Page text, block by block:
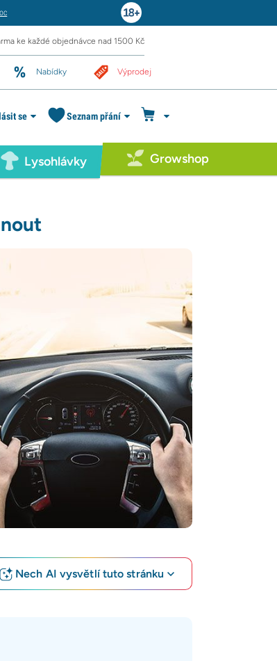
ke každé objednávce nad 1500 Kč
Nabídky Výprodej
se Seznam přání
Lysohlávky Growshop
Nech AI vysvětlí tuto stránku